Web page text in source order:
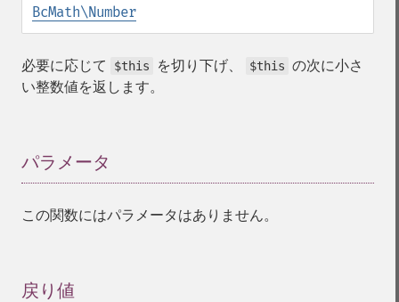
BcMath\Number
必要に応じて $this を切り下げ、 $this の次に小さ
い整数値を返します。
パラメータ
この関数にはパラメータはありません。
戻り値